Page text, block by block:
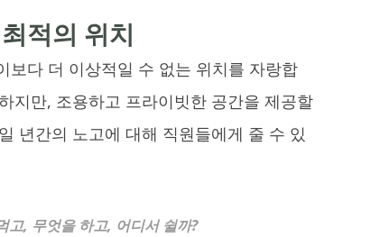
적의 위치
보다 더 이상적일 수 없는 위치를 자랑합
지만, 조용하고 프라이빗한 공간을 제공할
년간의 노고에 대해 직원들에게 줄 수 있
고, 무엇을 하고, 어디서 쉴까?